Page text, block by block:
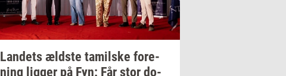
Lan­dets æld­ste ta­mil­ske for­e­
ning lig­ger på Fyn: Får stor do­